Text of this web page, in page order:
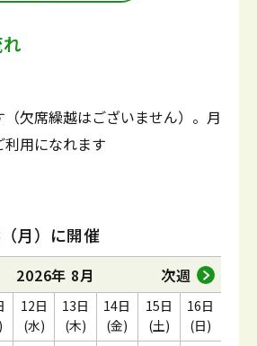
欠席繰越はございません）。月
用になれます
月）に開催
2026年 8月 次週
12日
(水)
13日
(木)
14日
(金)
15日
(土)
16日
(日)